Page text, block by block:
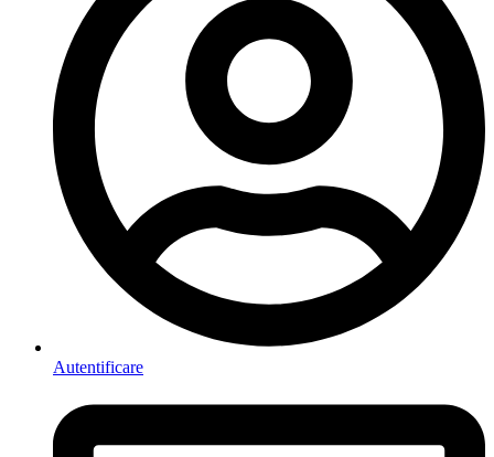
Autentificare